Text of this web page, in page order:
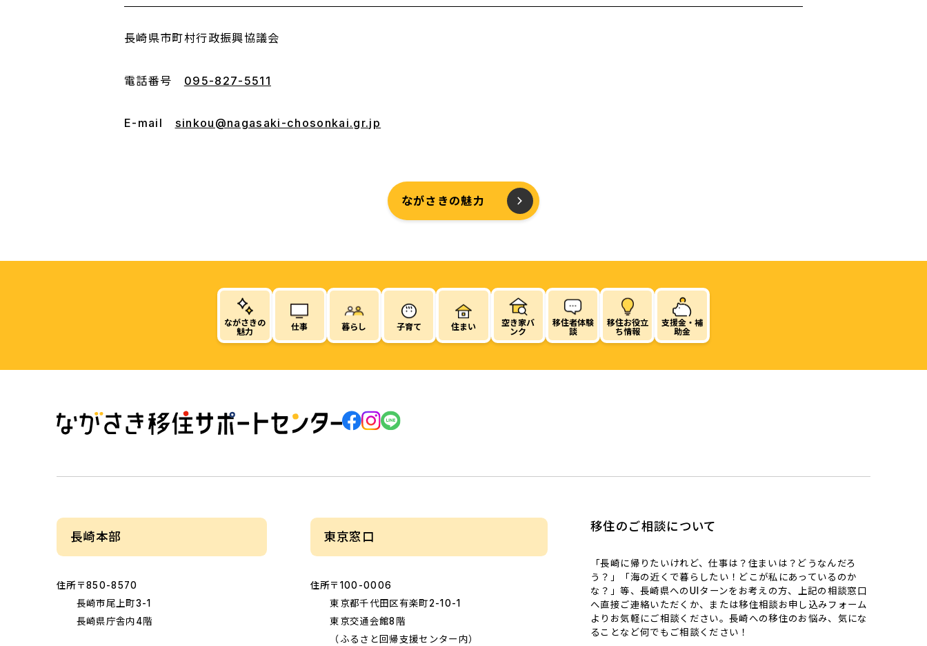
長崎県市町村行政振興協議会
電話番号 095-827-5511
E-mail sinkou@nagasaki-chosonkai.gr.jp
ながさきの魅力
ながさきの
魅力
仕事 暮らし 子育て 住まい
空き家バ
ンク
移住者体験
談
移住お役立
ち情報
支援金・補
助金
長崎本部
住所〒850-8570
長崎市尾上町3-1
長崎県庁舎内4階
東京窓口
住所〒100-0006
東京都千代田区有楽町2-10-1
東京交通会館8階
（ふるさと回帰支援センター内）
移住のご相談について
「長崎に帰りたいけれど、仕事は？住まいは？どうなんだろ
う？」「海の近くで暮らしたい！どこが私にあっているのか
な？」等、長崎県へのUIターンをお考えの方、上記の相談窓口
へ直接ご連絡いただくか、または移住相談お申し込みフォーム
よりお気軽にご相談ください。長崎への移住のお悩み、気にな
ることなど何でもご相談ください！